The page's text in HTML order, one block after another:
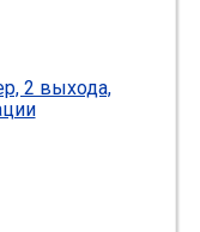
2 выхода,